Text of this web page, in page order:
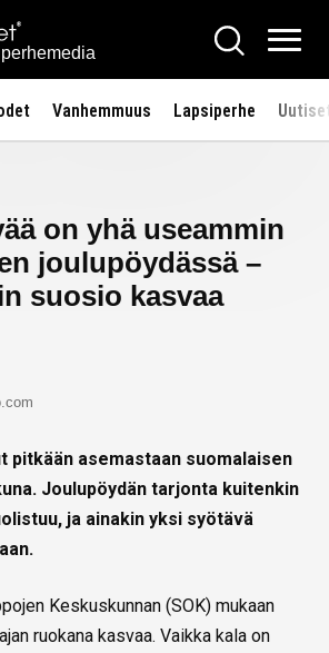
Hae
Vanhemmuus Lapsiperhe
on yhä useammin
joulupöydässä –
suosio kasvaa
pitkään asemastaan suomalaisen
Joulupöydän tarjonta kuitenkin
ja ainakin yksi syötävä
Keskuskunnan (SOK) mukaan
ruokana kasvaa. Vaikka kala on